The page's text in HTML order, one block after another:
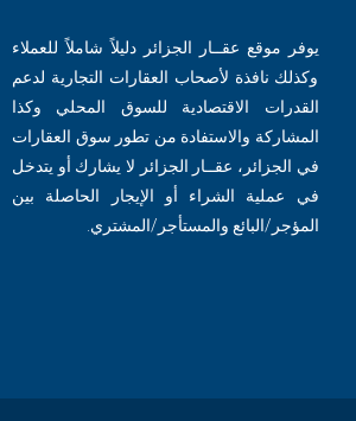
يوفر موقع عقــار الجزائر دليلاً شاملاً للعملاء
وكذلك نافذة لأصحاب العقارات التجارية لدعم
القدرات الاقتصادية للسوق المحلي وكذا
المشاركة والاستفادة من تطور سوق العقارات
في الجزائر، عقــار الجزائر لا يشارك أو يتدخل
في عملية الشراء أو الإيجار الحاصلة بين
المؤجر/البائع والمستأجر/المشتري.